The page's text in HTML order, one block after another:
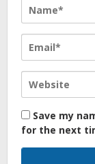
Save my
for the next